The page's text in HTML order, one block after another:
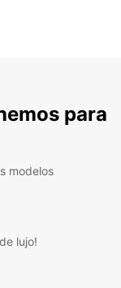
para
modelos
lujo!